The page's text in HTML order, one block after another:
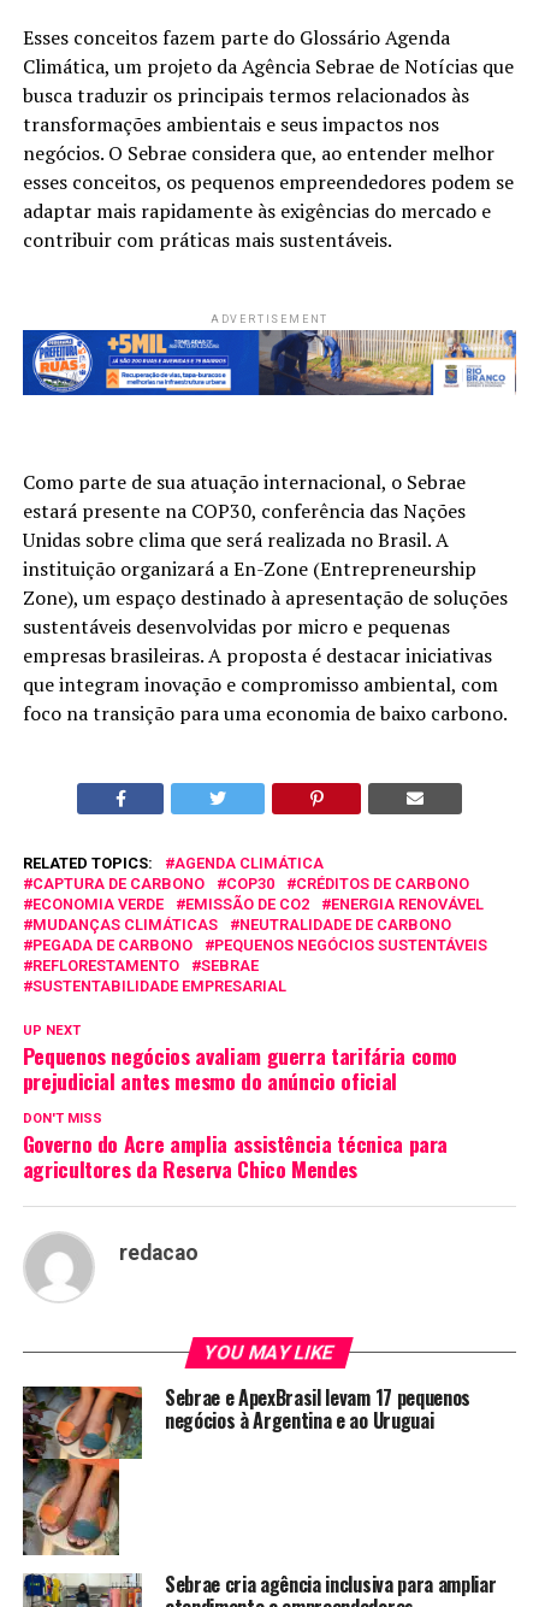
Esses conceitos fazem parte do Glossário Agenda
Climática, um projeto da Agência Sebrae de Notícias que
busca traduzir os principais termos relacionados às
transformações ambientais e seus impactos nos
negócios. O Sebrae considera que, ao entender melhor
esses conceitos, os pequenos empreendedores podem se
adaptar mais rapidamente às exigências do mercado e
contribuir com práticas mais sustentáveis.
ADVERTISEMENT
Como parte de sua atuação internacional, o Sebrae
estará presente na COP30, conferência das Nações
Unidas sobre clima que será realizada no Brasil. A
instituição organizará a En-Zone (Entrepreneurship
Zone), um espaço destinado à apresentação de soluções
sustentáveis desenvolvidas por micro e pequenas
empresas brasileiras. A proposta é destacar iniciativas
que integram inovação e compromisso ambiental, com
foco na transição para uma economia de baixo carbono.
RELATED TOPICS:
AGENDA CLIMÁTICA
CAPTURA DE CARBONO
COP30
CRÉDITOS DE CARBONO
ECONOMIA VERDE
EMISSÃO DE CO2
ENERGIA RENOVÁVEL
MUDANÇAS CLIMÁTICAS
NEUTRALIDADE DE CARBONO
PEGADA DE CARBONO
PEQUENOS NEGÓCIOS SUSTENTÁVEIS
REFLORESTAMENTO
SEBRAE
SUSTENTABILIDADE EMPRESARIAL
UP NEXT
Pequenos negócios avaliam guerra tarifária como
prejudicial antes mesmo do anúncio oficial
DON'T MISS
Governo do Acre amplia assistência técnica para
agricultores da Reserva Chico Mendes
redacao
YOU MAY LIKE
Sebrae e ApexBrasil levam 17 pequenos
negócios à Argentina e ao Uruguai
Sebrae cria agência inclusiva para ampliar